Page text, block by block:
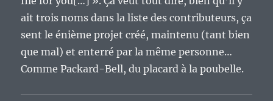
ait trois noms dans la liste des contributeurs, ça
sent le énième projet créé, maintenu (tant bien
que mal) et enterré par la même personne…
Comme Packard-Bell, du placard à la poubelle.